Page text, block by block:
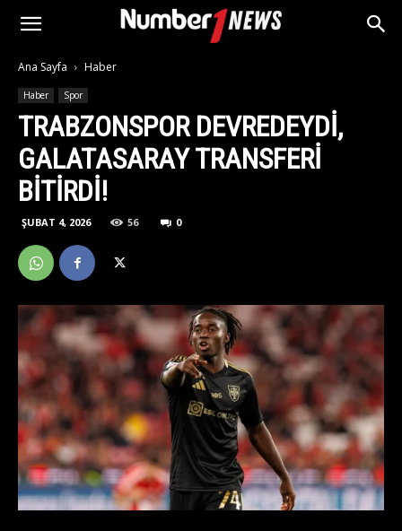
Ana Sayfa Haber
Haber Spor
TRABZONSPOR DEVREDEYDI,
GALATASARAY TRANSFERI
BITIRDI!
ŞUBAT 4, 2026 56 0